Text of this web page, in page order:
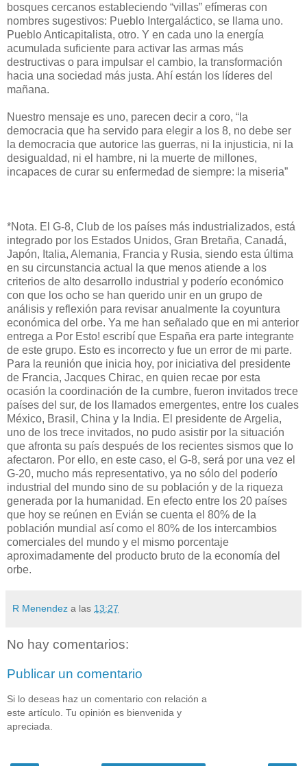
bosques cercanos estableciendo “villas” efímeras con
nombres sugestivos: Pueblo Intergaláctico, se llama uno.
Pueblo Anticapitalista, otro. Y en cada uno la energía
acumulada suficiente para activar las armas más
destructivas o para impulsar el cambio, la transformación
hacia una sociedad más justa. Ahí están los líderes del
mañana.
Nuestro mensaje es uno, parecen decir a coro, “la
democracia que ha servido para elegir a los 8, no debe ser
la democracia que autorice las guerras, ni la injusticia, ni la
desigualdad, ni el hambre, ni la muerte de millones,
incapaces de curar su enfermedad de siempre: la miseria”
*Nota. El G-8, Club de los países más industrializados, está
integrado por los Estados Unidos, Gran Bretaña, Canadá,
Japón, Italia, Alemania, Francia y Rusia, siendo esta última
en su circunstancia actual la que menos atiende a los
criterios de alto desarrollo industrial y poderío económico
con que los ocho se han querido unir en un grupo de
análisis y reflexión para revisar anualmente la coyuntura
económica del orbe. Ya me han señalado que en mi anterior
entrega a Por Esto! escribí que España era parte integrante
de este grupo. Esto es incorrecto y fue un error de mi parte.
Para la reunión que inicia hoy, por iniciativa del presidente
de Francia, Jacques Chirac, en quien recae por esta
ocasión la coordinación de la cumbre, fueron invitados trece
países del sur, de los llamados emergentes, entre los cuales
México, Brasil, China y la India. El presidente de Argelia,
uno de los trece invitados, no pudo asistir por la situación
que afronta su país después de los recientes sismos que lo
afectaron. Por ello, en este caso, el G-8, será por una vez el
G-20, mucho más representativo, ya no sólo del poderío
industrial del mundo sino de su población y de la riqueza
generada por la humanidad. En efecto entre los 20 países
que hoy se reúnen en Evián se cuenta el 80% de la
población mundial así como el 80% de los intercambios
comerciales del mundo y el mismo porcentaje
aproximadamente del producto bruto de la economía del
orbe.
R Menendez a las 13:27
No hay comentarios:
Publicar un comentario
Si lo deseas haz un comentario con relación a
este artículo. Tu opinión es bienvenida y
apreciada.